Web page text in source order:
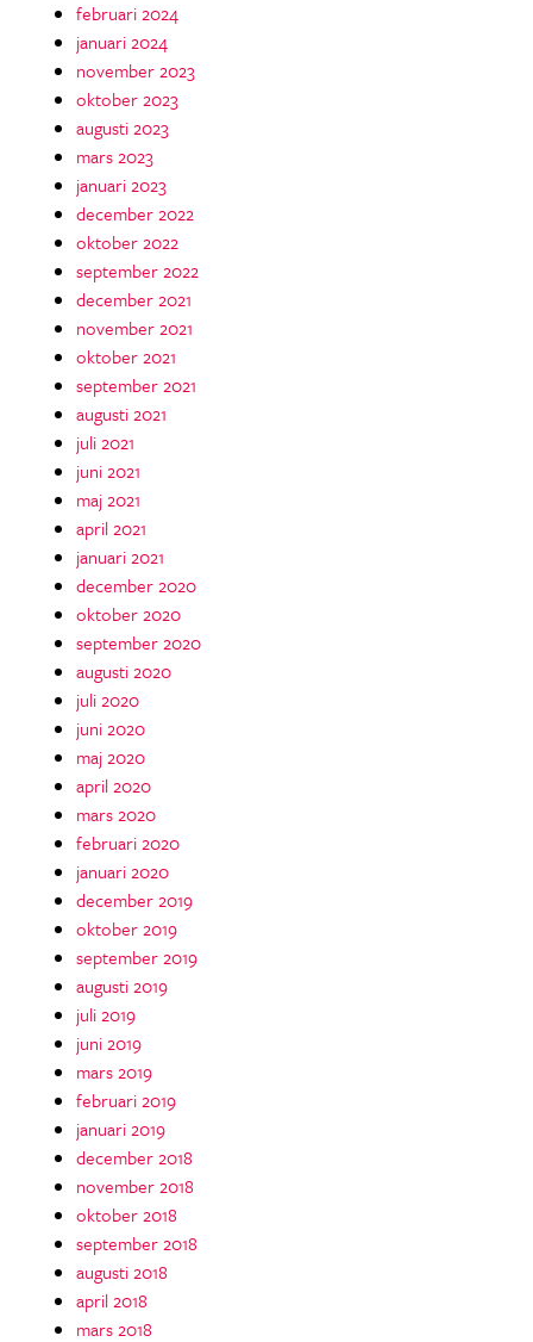
februari 2024
januari 2024
november 2023
oktober 2023
augusti 2023
mars 2023
januari 2023
december 2022
oktober 2022
september 2022
december 2021
november 2021
oktober 2021
september 2021
augusti 2021
juli 2021
juni 2021
maj 2021
april 2021
januari 2021
december 2020
oktober 2020
september 2020
augusti 2020
juli 2020
juni 2020
maj 2020
april 2020
mars 2020
februari 2020
januari 2020
december 2019
oktober 2019
september 2019
augusti 2019
juli 2019
juni 2019
mars 2019
februari 2019
januari 2019
december 2018
november 2018
oktober 2018
september 2018
augusti 2018
april 2018
mars 2018